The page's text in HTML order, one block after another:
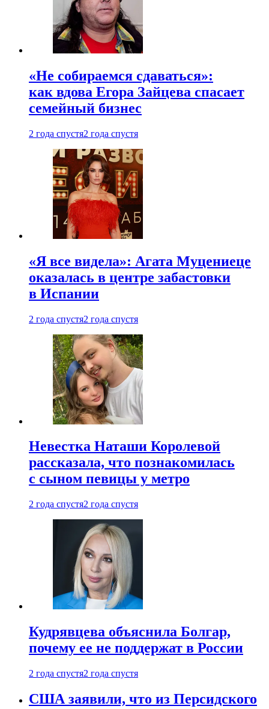
«Не собираемся сдаваться»:
как вдова Егора Зайцева спасает
семейный бизнес
2 года спустя2 года спустя
«Я все видела»: Агата Муцениеце
оказалась в центре забастовки
в Испании
2 года спустя2 года спустя
Невестка Наташи Королевой
рассказала, что познакомилась
с сыном певицы у метро
2 года спустя2 года спустя
Кудрявцева объяснила Болгар,
почему ее не поддержат в России
2 года спустя2 года спустя
США заявили, что из Персидского